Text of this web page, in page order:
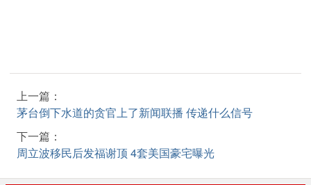
上一篇：
茅台倒下水道的贪官上了新闻联播 传递什么信号
下一篇：
周立波移民后发福谢顶 4套美国豪宅曝光